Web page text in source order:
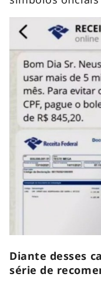
Diante desses
série de